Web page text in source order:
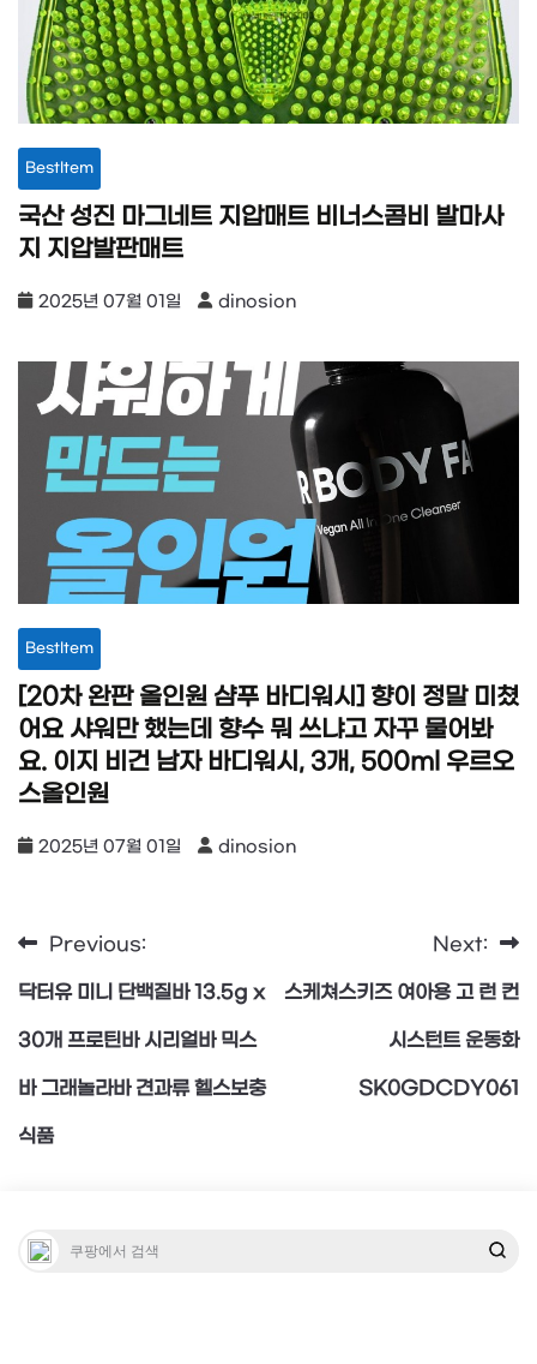
BestItem
국산 성진 마그네트 지압매트 비너스콤비 발마사
지 지압발판매트
2025년 07월 01일 dinosion
BestItem
[20차 완판 올인원 샴푸 바디워시] 향이 정말 미쳤
어요 샤워만 했는데 향수 뭐 쓰냐고 자꾸 물어봐
요. 이지 비건 남자 바디워시, 3개, 500ml 우르오
스올인원
2025년 07월 01일 dinosion
글
탐
색
Previous:
닥터유 미니 단백질바 13.5g x
30개 프로틴바 시리얼바 믹스
바 그래놀라바 견과류 헬스보충
식품
Next:
스케쳐스키즈 여아용 고 런 컨
시스턴트 운동화
SK0GDCDY061